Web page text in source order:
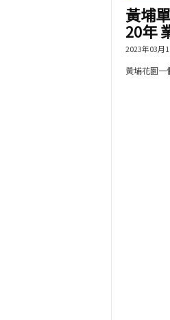
黃埔
20年
2023年03月
黃埔花園一